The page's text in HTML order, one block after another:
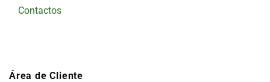
Contactos
Área de Cliente